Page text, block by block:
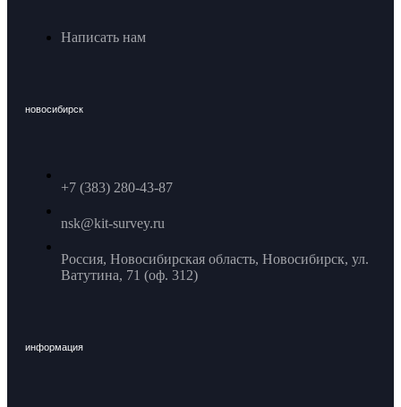
Написать нам
новосибирск
+7 (383) 280-43-87
nsk@kit-survey.ru
Россия, Новосибирская область, Новосибирск, ул.
Ватутина, 71 (оф. 312)
информация